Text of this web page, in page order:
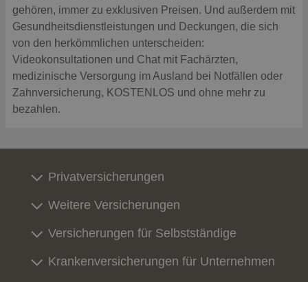
gehören, immer zu exklusiven Preisen. Und außerdem mit
Gesundheitsdienstleistungen und Deckungen, die sich
von den herkömmlichen unterscheiden:
Videokonsultationen und Chat mit Fachärzten,
medizinische Versorgung im Ausland bei Notfällen oder
Zahnversicherung, KOSTENLOS und ohne mehr zu
bezahlen.
Privatversicherungen
Weitere Versicherungen
Versicherungen für Selbstständige
Krankenversicherungen für Unternehmen